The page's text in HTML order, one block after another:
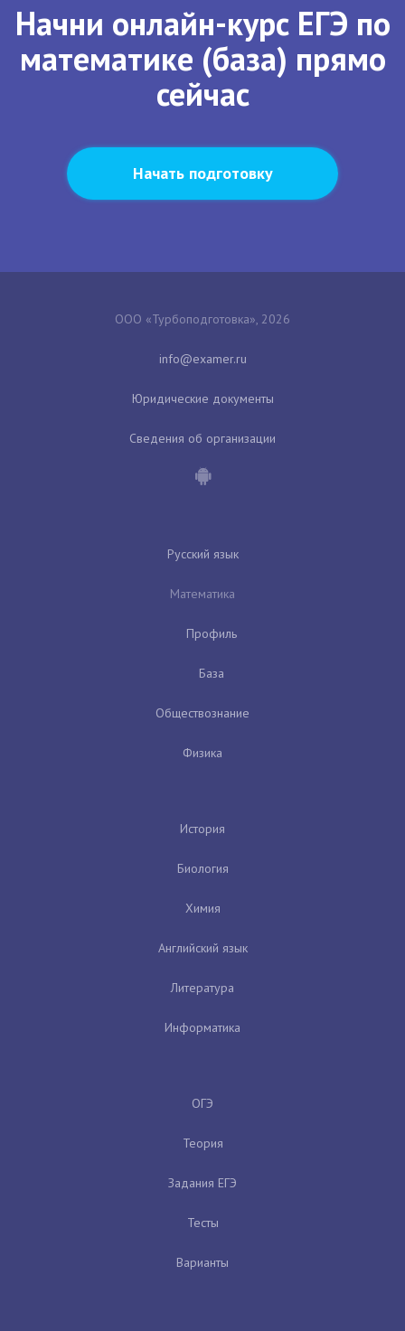
Начни онлайн-курс ЕГЭ по
математике (база) прямо
сейчас
Начать подготовку
ООО «Турбоподготовка», 2026
Юридические документы
Сведения об организации
Русский язык
Математика
Профиль
База
Обществознание
Физика
История
Биология
Химия
Английский язык
Литература
Информатика
ОГЭ
Теория
Задания ЕГЭ
Тесты
Варианты